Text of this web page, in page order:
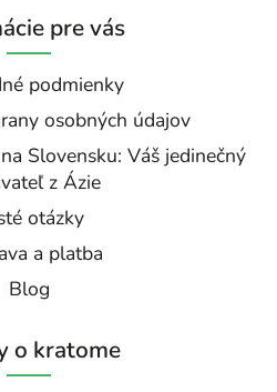
pre vás
podmienky
osobných údajov
Slovensku: Váš jedinečný
z Ázie
otázky
a platba
Blog
o kratome